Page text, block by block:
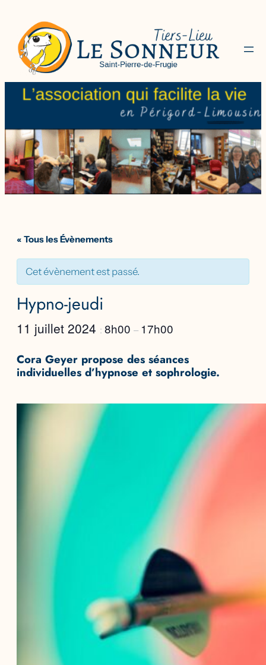
« Tous les Évènements
Cet évènement est passé.
Hypno-jeudi
11 juillet 2024 : 8h00 – 17h00
Cora Geyer propose des séances
individuelles d’hypnose et sophrologie.